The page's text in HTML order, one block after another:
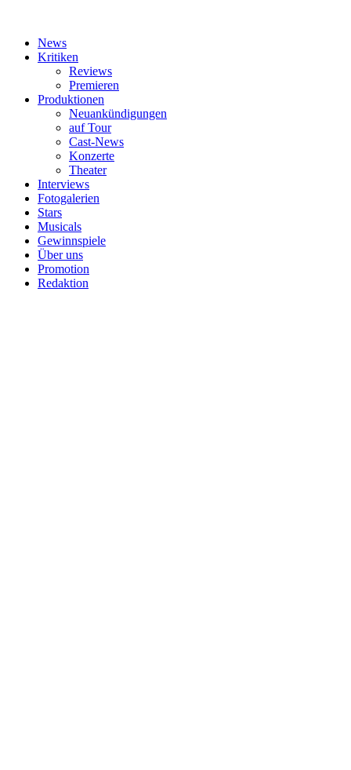
News
Kritiken
Reviews
Premieren
Produktionen
Neuankündigungen
auf Tour
Cast-News
Konzerte
Theater
Interviews
Fotogalerien
Stars
Musicals
Gewinnspiele
Über uns
Promotion
Redaktion